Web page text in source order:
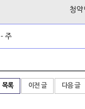
청약
- 주
목록 이전 글 다음 글